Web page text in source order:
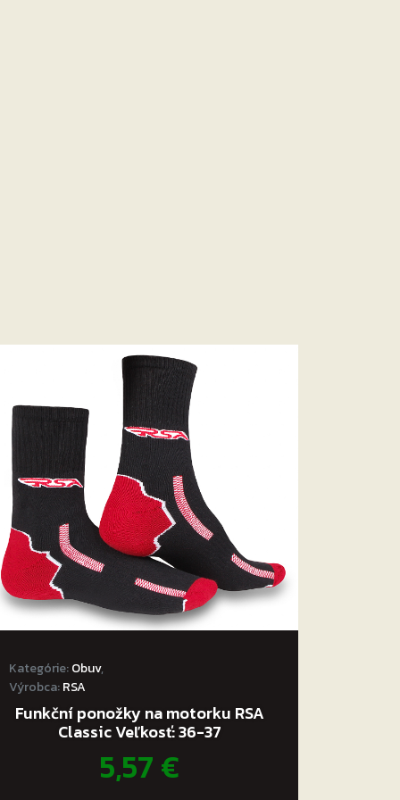
Kategórie:Obuv,
Výrobca:RSA
Funkční ponožky na motorku RSA
Classic Veľkosť: 36-37
5,57€